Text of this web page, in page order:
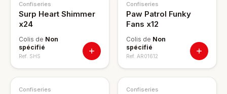
Confiseries
Surp Heart Shimmer
x24
Colis de Non
spécifié
Ref. SHS
Confiseries
Paw Patrol Funky
Fans x12
Colis de Non
spécifié
Ref. AR01612
Confiseries Confiseries